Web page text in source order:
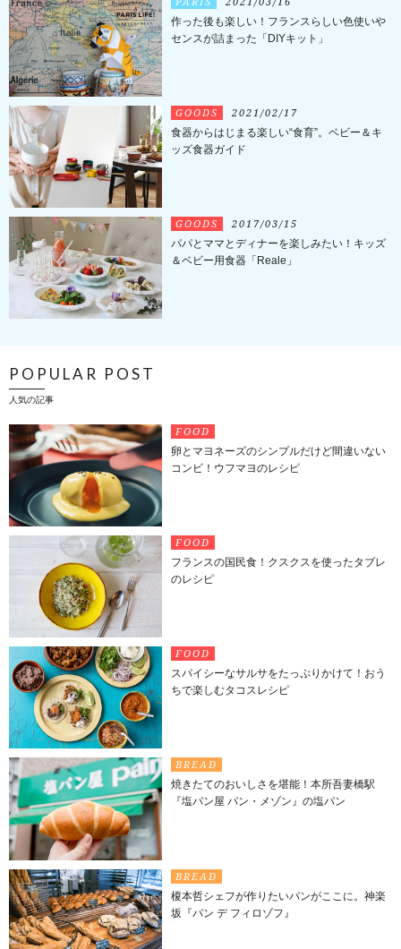
作った後も楽しい！フランスらしい色使いや
センスが詰まった「DIYキット」
GOODS 2021/02/17
食器からはじまる楽しい“食育”。ベビー＆キ
ッズ食器ガイド
GOODS 2017/03/15
パパとママとディナーを楽しみたい！キッズ
＆ベビー用食器「Reale」
POPULAR POST
人気の記事
FOOD
卵とマヨネーズのシンプルだけど間違いない
コンビ！ウフマヨのレシピ
FOOD
フランスの国民食！クスクスを使ったタブレ
のレシピ
FOOD
スパイシーなサルサをたっぷりかけて！おう
ちで楽しむタコスレシピ
BREAD
焼きたてのおいしさを堪能！本所吾妻橋駅
『塩パン屋 パン・メゾン』の塩パン
BREAD
榎本哲シェフが作りたいパンがここに。神楽
坂『パン デ フィロゾフ』